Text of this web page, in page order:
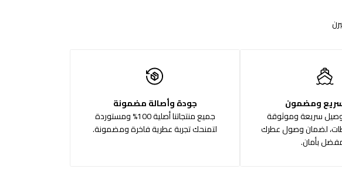
ومضمون
سريعة وموثوقة
لضمان وصول عطرك
بأمان.
جودة وأصالة مضمونة
جميع منتجاتنا أصلية 100% ومستوردة
لتمنحك تجربة عطرية فاخرة ومضمونة.